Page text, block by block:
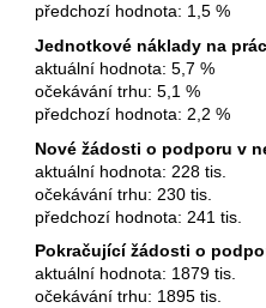
předchozí hodnota: 1,5 %
Jednotkové náklady na
aktuální hodnota: 5,7 %
očekávání trhu: 5,1 %
předchozí hodnota: 2,2 %
Nové žádosti o podporu v
aktuální hodnota: 228 tis.
očekávání trhu: 230 tis.
předchozí hodnota: 241 tis.
Pokračující žádosti o
aktuální hodnota: 1879 tis.
očekávání trhu: 1895 tis.